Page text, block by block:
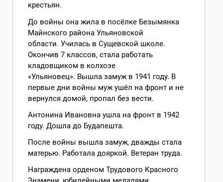
крестьян.
До войны она жила в посёлке Безымянка
Майнского района Ульяновской
области. Училась в Сущевской школе.
Окончив 7 классов, стала работать
кладовщиком в колхозе
«Ульяновец». Вышла замуж в 1941 году. В
первые дни войны муж ушёл на фронт и не
вернулся домой, пропал без вести.
Антонина Ивановна ушла на фронт в 1942
году. Дошла до Будапешта.
После войны вышла замуж, дважды стала
матерью. Работала дояркой. Ветеран труда.
Награждена орденом Трудового Красного